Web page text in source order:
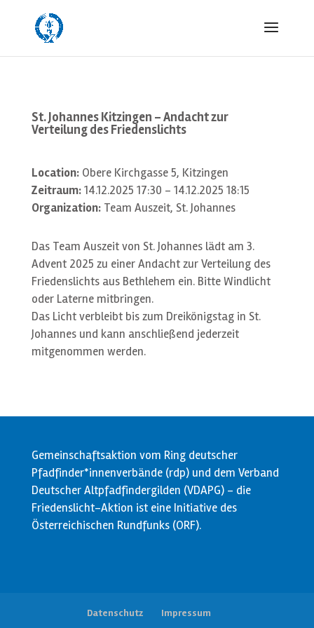
St. Johannes Kitzingen – Andacht zur
Verteilung des Friedenslichts
Location:Obere Kirchgasse 5, Kitzingen
Zeitraum:14.12.2025 17:30 - 14.12.2025 18:15
Organization:Team Auszeit, St. Johannes
Das Team Auszeit von St. Johannes lädt am 3.
Advent 2025 zu einer Andacht zur Verteilung des
Friedenslichts aus Bethlehem ein. Bitte Windlicht
oder Laterne mitbringen.
Das Licht verbleibt bis zum Dreikönigstag in St.
Johannes und kann anschließend jederzeit
mitgenommen werden.
Gemeinschaftsaktion vom Ring deutscher
Pfadfinder*innenverbände (rdp) und dem Verband
Deutscher Altpfadfindergilden (VDAPG) - die
Friedenslicht-Aktion ist eine Initiative des
Österreichischen Rundfunks (ORF).
Datenschutz Impressum